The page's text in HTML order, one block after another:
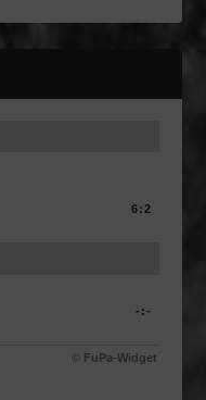
6:2
-:-
© FuPa-Widget